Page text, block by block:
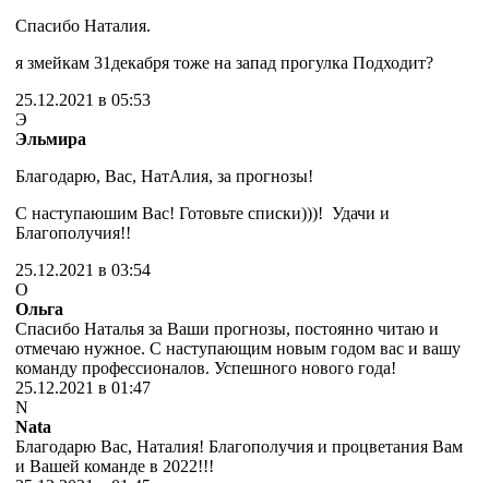
Спасибо Наталия.
я змейкам 31декабря тоже на запад прогулка Подходит?
25.12.2021 в 05:53
Э
Эльмира
Благодарю, Вас, НатАлия, за прогнозы!
С наступаюшим Вас! Готовьте списки)))! Удачи и
Благополучия!!
25.12.2021 в 03:54
О
Ольга
Спасибо Наталья за Ваши прогнозы, постоянно читаю и
отмечаю нужное. С наступающим новым годом вас и вашу
команду профессионалов. Успешного нового года!
25.12.2021 в 01:47
N
Nata
Благодарю Вас, Наталия! Благополучия и процветания Вам
и Вашей команде в 2022!!!